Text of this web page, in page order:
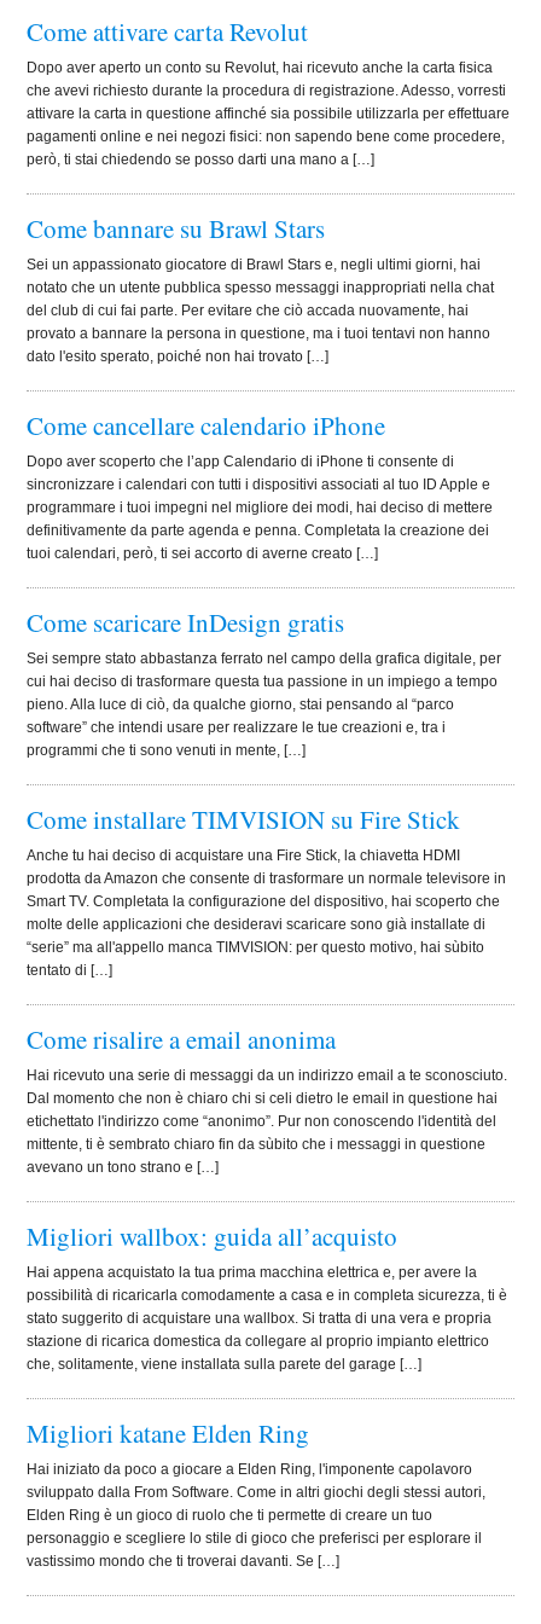
Come attivare carta Revolut
Dopo aver aperto un conto su Revolut, hai ricevuto anche la carta fisica
che avevi richiesto durante la procedura di registrazione. Adesso, vorresti
attivare la carta in questione affinché sia possibile utilizzarla per effettuare
pagamenti online e nei negozi fisici: non sapendo bene come procedere,
però, ti stai chiedendo se posso darti una mano a […]
Come bannare su Brawl Stars
Sei un appassionato giocatore di Brawl Stars e, negli ultimi giorni, hai
notato che un utente pubblica spesso messaggi inappropriati nella chat
del club di cui fai parte. Per evitare che ciò accada nuovamente, hai
provato a bannare la persona in questione, ma i tuoi tentavi non hanno
dato l'esito sperato, poiché non hai trovato […]
Come cancellare calendario iPhone
Dopo aver scoperto che l’app Calendario di iPhone ti consente di
sincronizzare i calendari con tutti i dispositivi associati al tuo ID Apple e
programmare i tuoi impegni nel migliore dei modi, hai deciso di mettere
definitivamente da parte agenda e penna. Completata la creazione dei
tuoi calendari, però, ti sei accorto di averne creato […]
Come scaricare InDesign gratis
Sei sempre stato abbastanza ferrato nel campo della grafica digitale, per
cui hai deciso di trasformare questa tua passione in un impiego a tempo
pieno. Alla luce di ciò, da qualche giorno, stai pensando al “parco
software” che intendi usare per realizzare le tue creazioni e, tra i
programmi che ti sono venuti in mente, […]
Come installare TIMVISION su Fire Stick
Anche tu hai deciso di acquistare una Fire Stick, la chiavetta HDMI
prodotta da Amazon che consente di trasformare un normale televisore in
Smart TV. Completata la configurazione del dispositivo, hai scoperto che
molte delle applicazioni che desideravi scaricare sono già installate di
“serie” ma all'appello manca TIMVISION: per questo motivo, hai sùbito
tentato di […]
Come risalire a email anonima
Hai ricevuto una serie di messaggi da un indirizzo email a te sconosciuto.
Dal momento che non è chiaro chi si celi dietro le email in questione hai
etichettato l'indirizzo come “anonimo”. Pur non conoscendo l'identità del
mittente, ti è sembrato chiaro fin da sùbito che i messaggi in questione
avevano un tono strano e […]
Migliori wallbox: guida all’acquisto
Hai appena acquistato la tua prima macchina elettrica e, per avere la
possibilità di ricaricarla comodamente a casa e in completa sicurezza, ti è
stato suggerito di acquistare una wallbox. Si tratta di una vera e propria
stazione di ricarica domestica da collegare al proprio impianto elettrico
che, solitamente, viene installata sulla parete del garage […]
Migliori katane Elden Ring
Hai iniziato da poco a giocare a Elden Ring, l'imponente capolavoro
sviluppato dalla From Software. Come in altri giochi degli stessi autori,
Elden Ring è un gioco di ruolo che ti permette di creare un tuo
personaggio e scegliere lo stile di gioco che preferisci per esplorare il
vastissimo mondo che ti troverai davanti. Se […]